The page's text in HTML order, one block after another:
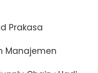
Prakasa
Manajemen